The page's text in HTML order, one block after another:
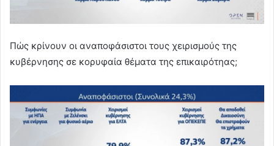
Πώς κρίνουν οι αναποφάσιστοι τους χειρισμούς της
κυβέρνησης σε κορυφαία θέματα της επικαιρότηας;